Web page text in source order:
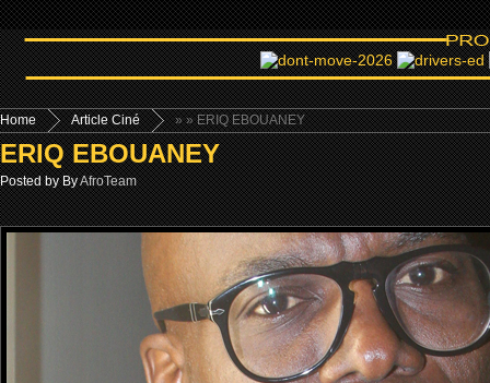
Home »
Article Ciné » ERIQ EBOUANEY
ERIQ EBOUANEY
Posted by ByAfroTeam